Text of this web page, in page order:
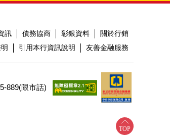
訊 債務協商 彰銀資料
關於行銷
引用本行資訊說明 友善金融服務
889(限市話)